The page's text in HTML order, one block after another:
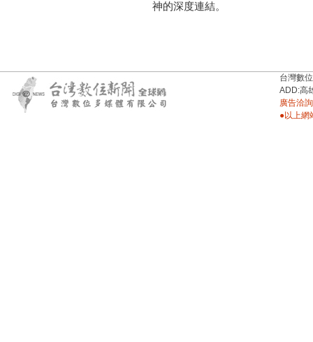
神的深度連結。
台灣數
ADD:高
廣告洽
●以上網